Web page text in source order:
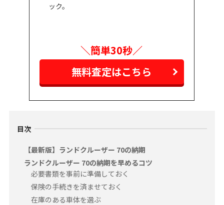
ック。
＼簡単30秒／
無料査定はこちら
目次
【最新版】ランドクルーザー 70の納期
ランドクルーザー 70の納期を早めるコツ
必要書類を事前に準備しておく
保険の手続きを済ませておく
在庫のある車体を選ぶ